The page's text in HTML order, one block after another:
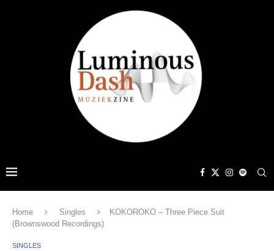
Home Singles
KOKOROKO – Three Piece Suit
(Brownswood Recordings)
SINGLES